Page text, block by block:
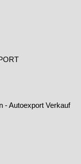
-Autoexport Verkauf